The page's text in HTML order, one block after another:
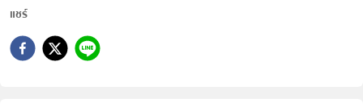
แชร์